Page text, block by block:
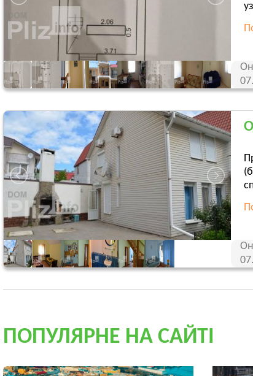
ПОПУЛЯРНЕ НА САЙТІ